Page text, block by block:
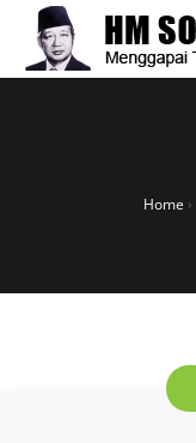
Home ›